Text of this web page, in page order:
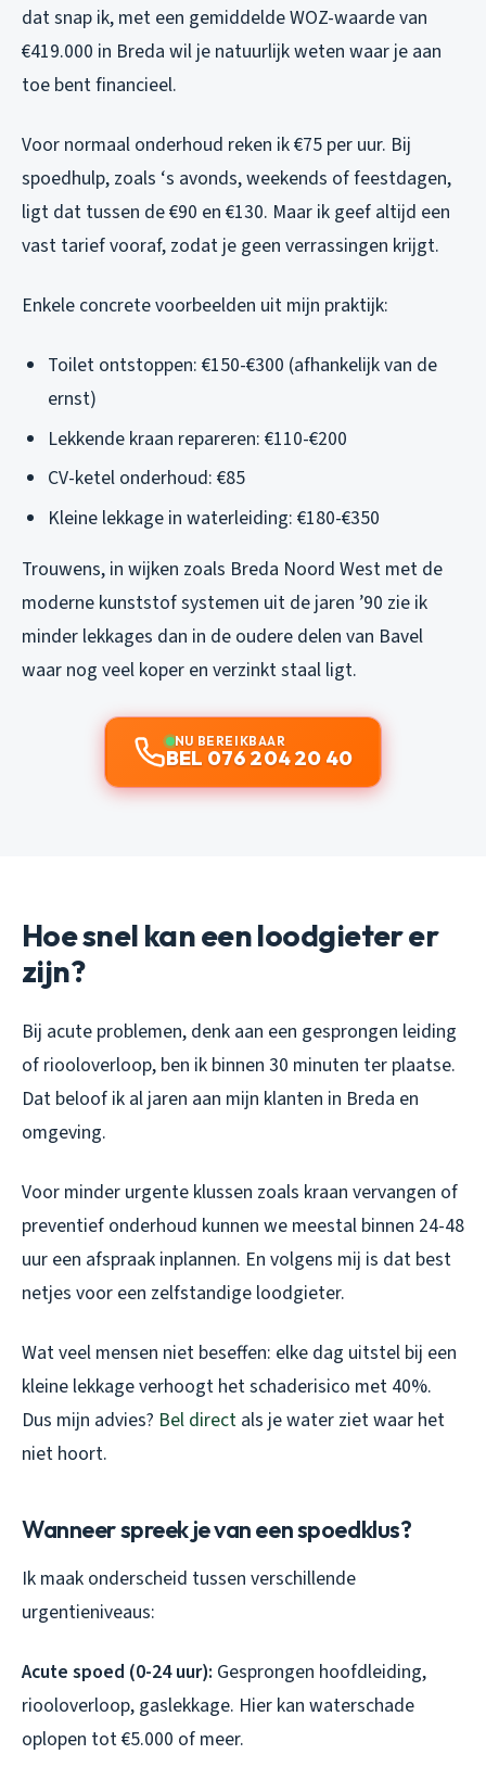
dat snap ik, met een gemiddelde WOZ-waarde van
€419.000 in Breda wil je natuurlijk weten waar je aan
toe bent financieel.
Voor normaal onderhoud reken ik €75 per uur. Bij
spoedhulp, zoals ‘s avonds, weekends of feestdagen,
ligt dat tussen de €90 en €130. Maar ik geef altijd een
vast tarief vooraf, zodat je geen verrassingen krijgt.
Enkele concrete voorbeelden uit mijn praktijk:
Toilet ontstoppen: €150-€300 (afhankelijk van de
ernst)
Lekkende kraan repareren: €110-€200
CV-ketel onderhoud: €85
Kleine lekkage in waterleiding: €180-€350
Trouwens, in wijken zoals Breda Noord West met de
moderne kunststof systemen uit de jaren ’90 zie ik
minder lekkages dan in de oudere delen van Bavel
waar nog veel koper en verzinkt staal ligt.
NU BEREIKBAAR
BEL 076 204 20 40
Hoe snel kan een loodgieter er
zijn?
Bij acute problemen, denk aan een gesprongen leiding
of riooloverloop, ben ik binnen 30 minuten ter plaatse.
Dat beloof ik al jaren aan mijn klanten in Breda en
omgeving.
Voor minder urgente klussen zoals kraan vervangen of
preventief onderhoud kunnen we meestal binnen 24-48
uur een afspraak inplannen. En volgens mij is dat best
netjes voor een zelfstandige loodgieter.
Wat veel mensen niet beseffen: elke dag uitstel bij een
kleine lekkage verhoogt het schaderisico met 40%.
Dus mijn advies? Bel direct als je water ziet waar het
niet hoort.
Wanneer spreek je van een spoedklus?
Ik maak onderscheid tussen verschillende
urgentieniveaus:
Acute spoed (0-24 uur): Gesprongen hoofdleiding,
riooloverloop, gaslekkage. Hier kan waterschade
oplopen tot €5.000 of meer.